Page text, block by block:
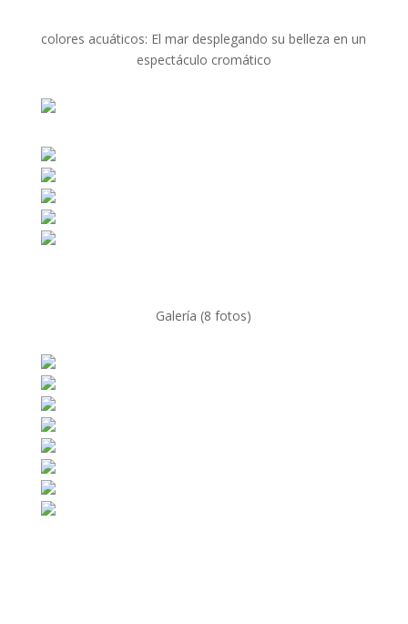
colores acuáticos: El mar desplegando su belleza en un
espectáculo cromático
Galería (8 fotos)